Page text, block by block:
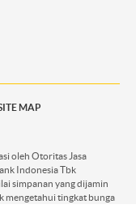
MAP
oleh Otoritas Jasa
Indonesia Tbk
simpanan yang dijamin
mengetahui tingkat bunga